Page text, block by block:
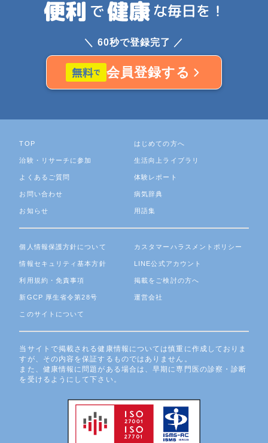
＼ 60秒で登録完了 ／
会員登録する
TOP
治験・リサーチに参加
よくあるご質問
お問い合わせ
お知らせ
はじめての方へ
生活向上ライブラリ
体験レポート
病気辞典
用語集
個人情報保護方針について
情報セキュリティ基本方針
利用規約・免責事項
新GCP 厚生省令第28号
このサイトについて
カスタマーハラスメントポリシー
LINE公式アカウント
掲載をご検討の方へ
運営会社
当サイトで掲載される健康情報については慎重に作成しておりま
すが、その内容を保証するものではありません。
また、健康情報に問題がある場合は、早期に専門医の診察・診断
を受けるようにして下さい。